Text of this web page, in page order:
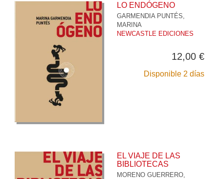
LO ENDÓGENO
GARMENDIA PUNTÉS,
MARINA
NEWCASTLE EDICIONES
12,00 €
Disponible 2 días
EL VIAJE DE LAS
BIBLIOTECAS
MORENO GUERRERO,